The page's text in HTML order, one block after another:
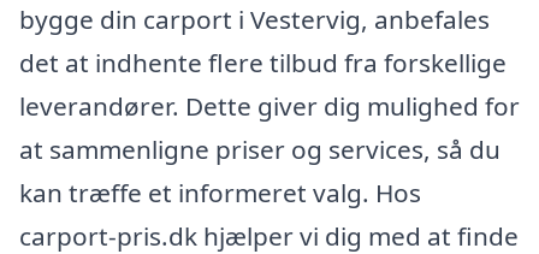
bygge din carport i Vestervig, anbefales
det at indhente flere tilbud fra forskellige
leverandører. Dette giver dig mulighed for
at sammenligne priser og services, så du
kan træffe et informeret valg. Hos
carport-pris.dk hjælper vi dig med at finde